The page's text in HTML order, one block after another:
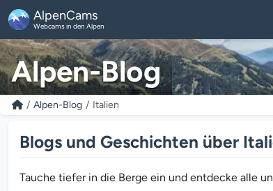
AlpenCams
Webcams in den Alpen
Alpen-Blog
Alpen-Blog Italien
Blogs und Geschichten über
Tauche tiefer in die Berge ein und entdecke alle